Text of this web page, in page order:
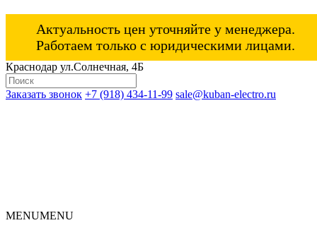
Актуальность цен уточняйте у менеджера.
Работаем только с юридическими лицами.
Краснодар ул.Солнечная, 4Б
Заказать звонок +7 (918) 434-11-99 sale@kuban-electro.ru
MENUMENU